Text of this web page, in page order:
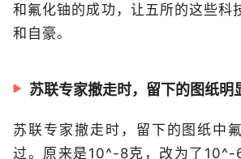
和氟化铀的成功，让五所的这些科
和自豪。
苏联专家撤走时，留下的图纸明
苏联专家撤走时，留下的图纸中
过。原来是10^-8克，改为了10^-